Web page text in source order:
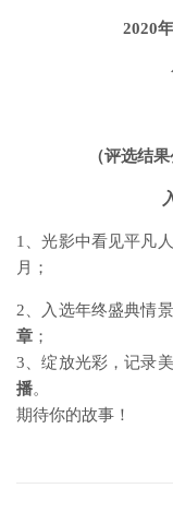
2020
（评选结
1、光影中看见平凡
月；
2、入选年终盛典情
章 ；
3、绽放光彩，记录
播。
期待你的故事！